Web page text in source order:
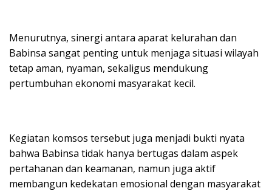
Menurutnya, sinergi antara aparat kelurahan dan
Babinsa sangat penting untuk menjaga situasi wilayah
tetap aman, nyaman, sekaligus mendukung
pertumbuhan ekonomi masyarakat kecil.
Kegiatan komsos tersebut juga menjadi bukti nyata
bahwa Babinsa tidak hanya bertugas dalam aspek
pertahanan dan keamanan, namun juga aktif
membangun kedekatan emosional dengan masyarakat